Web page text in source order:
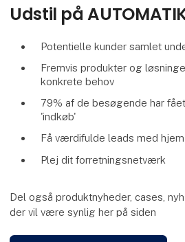
Udstil på
Potentielle kunder samlet
Fremvis produkter og
konkrete behov
79% af de besøgende har
'indkøb'
Få værdifulde leads med hjem
Plej dit forretningsnetværk
Del også produktnyheder, cases,
der vil være synlig her på siden